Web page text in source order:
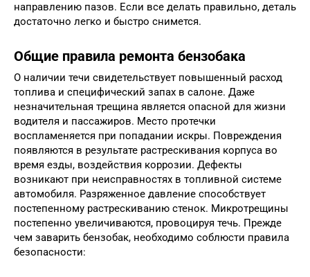
направлению пазов. Если все делать правильно, деталь
достаточно легко и быстро снимется.
Общие правила ремонта бензобака
О наличии течи свидетельствует повышенный расход
топлива и специфический запах в салоне. Даже
незначительная трещина является опасной для жизни
водителя и пассажиров. Место протечки
воспламеняется при попадании искры. Повреждения
появляются в результате растрескивания корпуса во
время езды, воздействия коррозии. Дефекты
возникают при неисправностях в топливной системе
автомобиля. Разряженное давление способствует
постепенному растрескиванию стенок. Микротрещины
постепенно увеличиваются, провоцируя течь. Прежде
чем заварить бензобак, необходимо соблюсти правила
безопасности: